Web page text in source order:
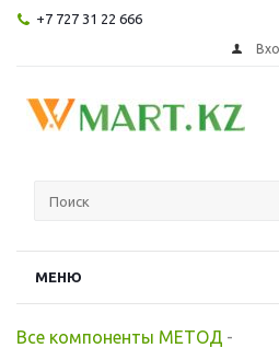
+7 727 31 22 666
МЕНЮ
Все компоненты МЕТОД -